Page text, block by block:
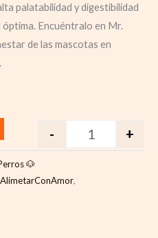
palatabilidad y digestibilidad
óptima. Encuéntralo en Mr.
de las mascotas en
- +
🐶
,